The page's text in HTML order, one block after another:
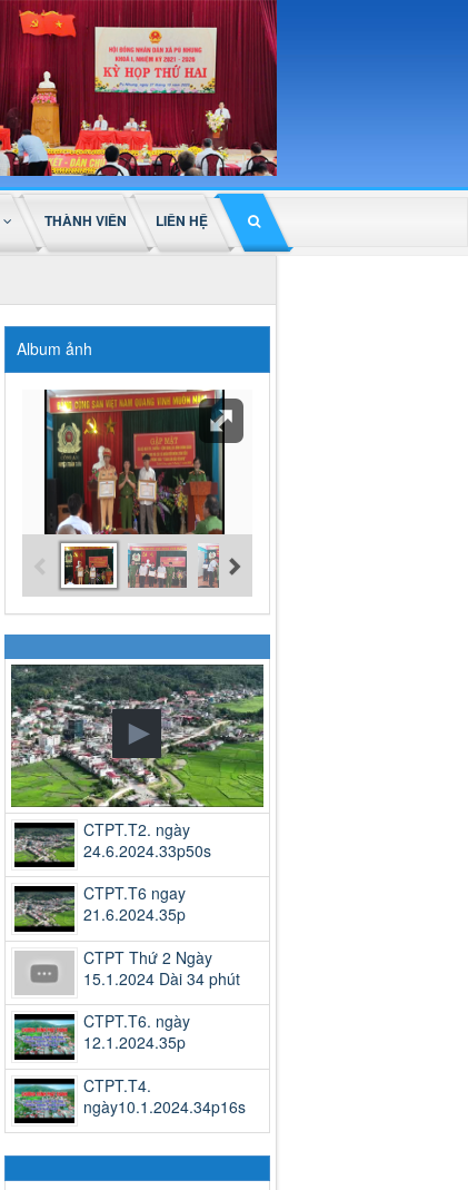
THÀNH VIÊN LIÊN HỆ
Album ảnh
CTPT.T2. ngày
24.6.2024.33p50s
CTPT.T6 ngay
21.6.2024.35p
CTPT Thứ 2 Ngày
15.1.2024 Dài 34 phút
CTPT.T6. ngày
12.1.2024.35p
CTPT.T4.
ngày10.1.2024.34p16s